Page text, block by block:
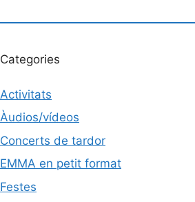
Categories
Activitats
Àudios/vídeos
Concerts de tardor
EMMA en petit format
Festes